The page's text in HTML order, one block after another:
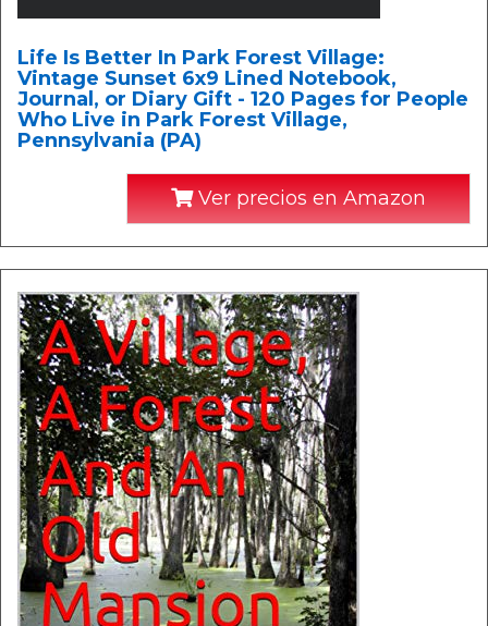
Life Is Better In Park Forest Village:
Vintage Sunset 6x9 Lined Notebook,
Journal, or Diary Gift - 120 Pages for People
Who Live in Park Forest Village,
Pennsylvania (PA)
Ver precios en Amazon